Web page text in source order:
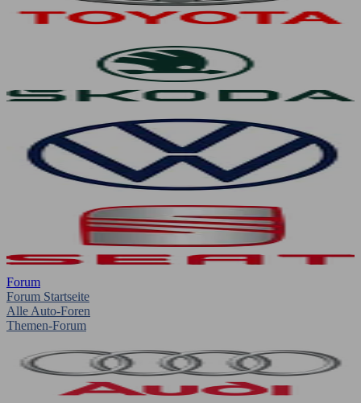
Forum
Forum Startseite
Alle Auto-Foren
Themen-Forum